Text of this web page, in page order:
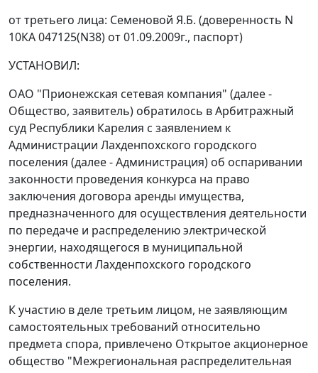
от третьего лица: Семеновой Я.Б. (доверенность N
10КА 047125(N38) от 01.09.2009г., паспорт)
УСТАНОВИЛ:
ОАО "Прионежская сетевая компания" (далее -
Общество, заявитель) обратилось в Арбитражный
суд Республики Карелия с заявлением к
Администрации Лахденпохского городского
поселения (далее - Администрация) об оспаривании
законности проведения конкурса на право
заключения договора аренды имущества,
предназначенного для осуществления деятельности
по передаче и распределению электрической
энергии, находящегося в муниципальной
собственности Лахденпохского городского
поселения.
К участию в деле третьим лицом, не заявляющим
самостоятельных требований относительно
предмета спора, привлечено Открытое акционерное
общество "Межрегиональная распределительная